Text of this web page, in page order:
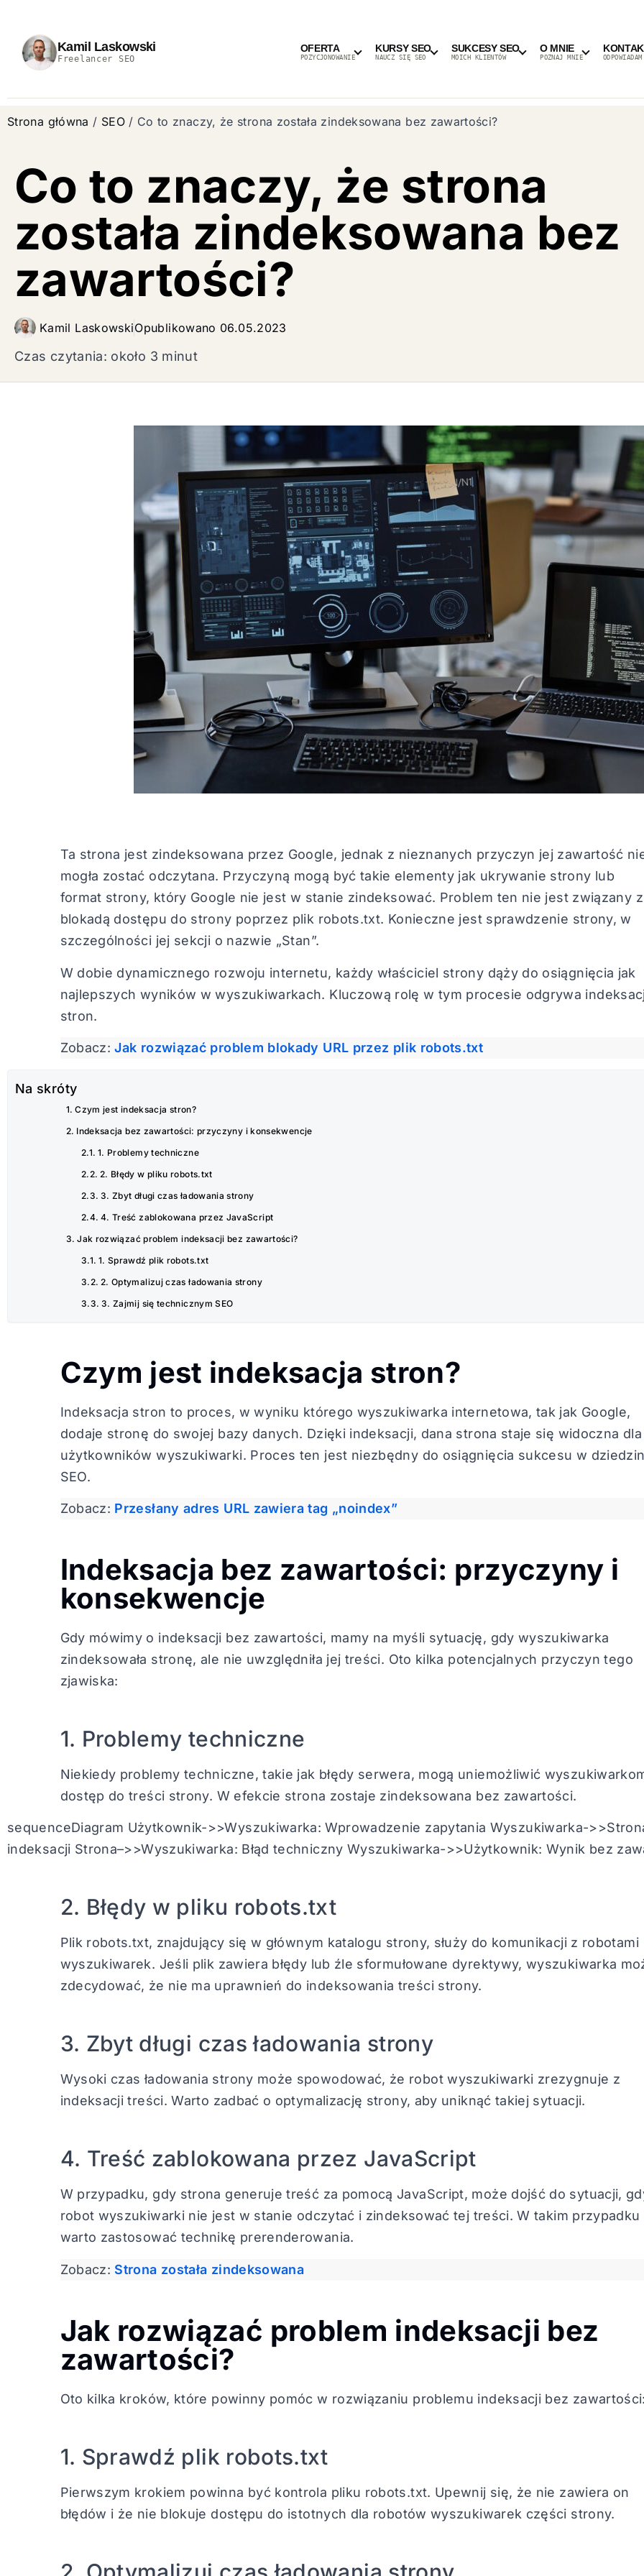
Kamil Laskowski
Freelancer SEO
OFERTA
POZYCJONOWANIE
KURSY SEO
NAUCZ SIĘ SEO
SUKCESY SEO
MOICH KLIENTÓW
O MNIE
POZNAJ MNIE
Strona główna / SEO/ Co to znaczy, że strona została zindeksowana bez zawartości?
Co to znaczy, że strona
została zindeksowana bez
zawartości?
Kamil LaskowskiOpublikowano 06.05.2023
Czas czytania: około 3 minut
Ta strona jest zindeksowana przez Google, jednak z nieznanych przyczyn jej zawartość
mogła zostać odczytana. Przyczyną mogą być takie elementy jak ukrywanie strony lub
format strony, który Google nie jest w stanie zindeksować. Problem ten nie jest związany z
blokadą dostępu do strony poprzez plik robots.txt. Konieczne jest sprawdzenie strony, w
szczególności jej sekcji o nazwie „Stan”.
W dobie dynamicznego rozwoju internetu, każdy właściciel strony dąży do osiągnięcia jak
najlepszych wyników w wyszukiwarkach. Kluczową rolę w tym procesie odgrywa
stron.
Zobacz:Jak rozwiązać problem blokady URL przez plik robots.txt
Na skróty
Czym jest indeksacja stron?
Indeksacja bez zawartości: przyczyny i konsekwencje
1. Problemy techniczne
2. Błędy w pliku robots.txt
3. Zbyt długi czas ładowania strony
4. Treść zablokowana przez JavaScript
Jak rozwiązać problem indeksacji bez zawartości?
1. Sprawdź plik robots.txt
2. Optymalizuj czas ładowania strony
3. Zajmij się technicznym SEO
Czym jest indeksacja stron?
Indeksacja stron to proces, w wyniku którego wyszukiwarka internetowa, tak jak Google,
dodaje stronę do swojej bazy danych. Dzięki indeksacji, dana strona staje się widoczna dla
użytkowników wyszukiwarki. Proces ten jest niezbędny do osiągnięcia sukcesu w
SEO.
Zobacz: Przesłany adres URL zawiera tag „noindex”
Indeksacja bez zawartości: przyczyny i
konsekwencje
Gdy mówimy o indeksacji bez zawartości, mamy na myśli sytuację, gdy wyszukiwarka
zindeksowała stronę, ale nie uwzględniła jej treści. Oto kilka potencjalnych przyczyn tego
zjawiska:
1. Problemy techniczne
Niekiedy problemy techniczne, takie jak błędy serwera, mogą uniemożliwić
dostęp do treści strony. W efekcie strona zostaje zindeksowana bez zawartości.
sequenceDiagram Użytkownik->>Wyszukiwarka: Wprowadzenie zapytania Wyszukiwarka-
indeksacji Strona–>>Wyszukiwarka: Błąd techniczny Wyszukiwarka->>Użytkownik: Wynik bez
2. Błędy w pliku robots.txt
Plik robots.txt, znajdujący się w głównym katalogu strony, służy do komunikacji z robotami
wyszukiwarek. Jeśli plik zawiera błędy lub źle sformułowane dyrektywy, wyszukiwarka
zdecydować, że nie ma uprawnień do indeksowania treści strony.
3. Zbyt długi czas ładowania strony
Wysoki czas ładowania strony może spowodować, że robot wyszukiwarki zrezygnuje z
indeksacji treści. Warto zadbać o optymalizację strony, aby uniknąć takiej sytuacji.
4. Treść zablokowana przez JavaScript
W przypadku, gdy strona generuje treść za pomocą JavaScript, może dojść do sytuacji,
robot wyszukiwarki nie jest w stanie odczytać i zindeksować tej treści. W takim przypadku
warto zastosować technikę prerenderowania.
Zobacz: Strona została zindeksowana
Jak rozwiązać problem indeksacji bez
zawartości?
Oto kilka kroków, które powinny pomóc w rozwiązaniu problemu indeksacji bez
1. Sprawdź plik robots.txt
Pierwszym krokiem powinna być kontrola pliku robots.txt. Upewnij się, że nie zawiera on
błędów i że nie blokuje dostępu do istotnych dla robotów wyszukiwarek części strony.